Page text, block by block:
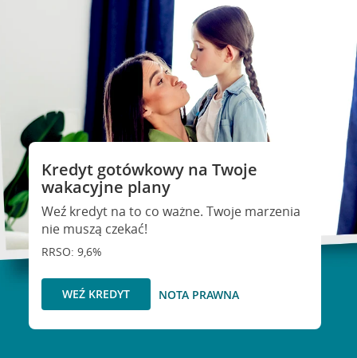
Kredyt gotówkowy na Twoje
wakacyjne plany
Weź kredyt na to co ważne. Twoje marzenia
nie muszą czekać!
RRSO: 9,6%
WEŹ KREDYT NOTA PRAWNA